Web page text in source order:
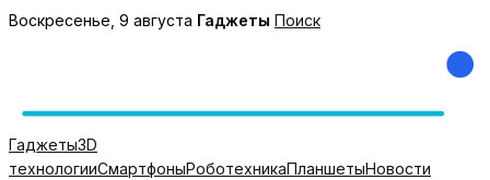
Перейти
Воскресенье, 9 августа Гаджеты Поиск
Гаджеты3D
технологииСмартфоныРоботехникаПланшетыНовости